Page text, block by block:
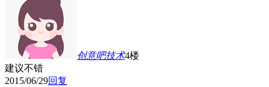
创意吧技术4楼
建议不错
2015/06/29回复